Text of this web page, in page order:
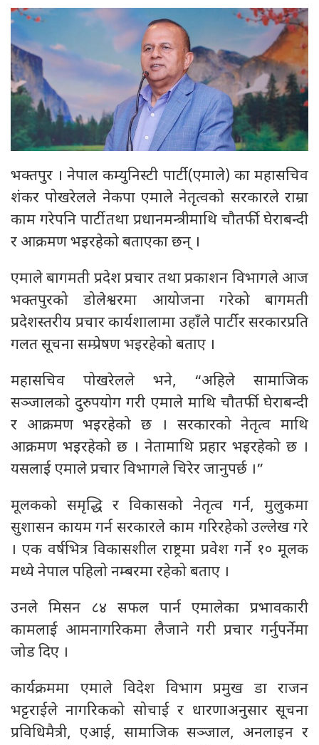
भक्तपुर । नेपाल कम्युनिस्टी पार्टी (एमाले) का महासचिव
शंकर पोखरेलले नेकपा एमाले नेतृत्वको सरकारले राम्रा
काम गरेपनि पार्टी तथा प्रधानमन्त्रीमाथि चौतर्फी घेराबन्दी
र आक्रमण भइरहेको बताएका छन् ।
एमाले बागमती प्रदेश प्रचार तथा प्रकाशन विभागले आज
भक्तपुरको डोलेश्वरमा आयोजना गरेको बागमती
प्रदेशस्तरीय प्रचार कार्यशालामा उहाँले पार्टी र सरकारप्रति
गलत सूचना सम्प्रेषण भइरहेको बताए ।
महासचिव पोखरेलले भने, “अहिले सामाजिक
सञ्जालको दुरुपयोग गरी एमाले माथि चौतर्फी घेराबन्दी
र आक्रमण भइरहेको छ । सरकारको नेतृत्व माथि
आक्रमण भइरहेको छ । नेतामाथि प्रहार भइरहेको छ ।
यसलाई एमाले प्रचार विभागले चिरेर जानुपर्छ ।”
मूलकको समृद्धि र विकासको नेतृत्व गर्न, मुलुकमा
सुशासन कायम गर्न सरकारले काम गरिरहेको उल्लेख गरे
। एक वर्षभित्र विकासशील राष्ट्रमा प्रवेश गर्ने १० मूलक
मध्ये नेपाल पहिलो नम्बरमा रहेको बताए ।
उनले मिसन ८४ सफल पार्न एमालेका प्रभावकारी
कामलाई आमनागरिकमा लैजाने गरी प्रचार गर्नुपर्नेमा
जोड दिए ।
कार्यक्रममा एमाले विदेश विभाग प्रमुख डा राजन
भट्टराईले नागरिकको सोचाई र धारणाअनुसार सूचना
प्रविधिमैत्री, एआई, सामाजिक सञ्जाल, अनलाइन र